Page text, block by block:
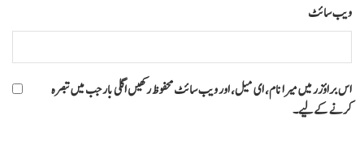
ویب‌ سائٹ
اس براؤزر میں میرا نام، ای میل، اور ویب سائٹ محفوظ رکھیں اگلی بار جب میں تبصرہ
کرنے کےلیے۔